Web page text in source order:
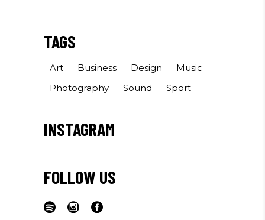
TAGS
Art Business Design
Music
Photography
Sound Sport
INSTAGRAM
FOLLOW US